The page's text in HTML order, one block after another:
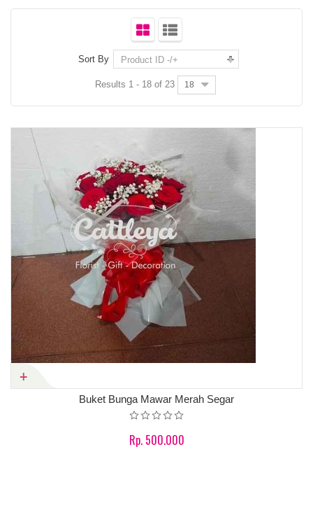
Sort By Product ID -/+
Results 1 - 18 of 23 18
Buket Bunga Mawar Merah Segar
Rp. 500.000